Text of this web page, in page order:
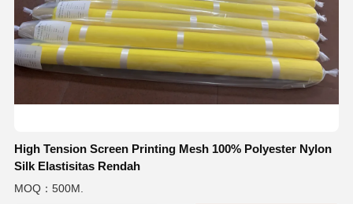
High Tension Screen Printing Mesh 100% Polyester Nylon
Silk Elastisitas Rendah
MOQ：500M.